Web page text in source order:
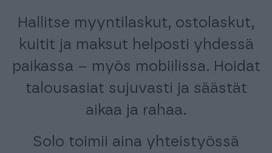
Kokeile maksutta
Kirjaudu
Hallitse myyntilaskut, ostolaskut,
kuitit ja maksut helposti yhdessä
paikassa – myös mobiilissa. Hoidat
talousasiat sujuvasti ja säästät
aikaa ja rahaa.
Solo toimii aina yhteistyössä